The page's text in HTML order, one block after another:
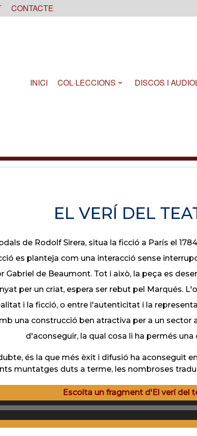
CONTACTE
INICI COL·LECCIONS DISCOS I
EL VERÍ DEL
de Rodolf Sirera, situa la ficció a París el
es planteja com una interacció sense
Gabriel de Beaumont. Tot i això, la peça es
per un criat, espera ser rebut pel Marqués.
i la ficció, o entre l'autenticitat i la
una construcció ben atractiva per a un sector
d'aconseguir, la qual cosa li ha permés
és la que més èxit i difusió ha aconseguit
muntatges duts a terme, les nombroses
Escolta un fragment d'El verí del